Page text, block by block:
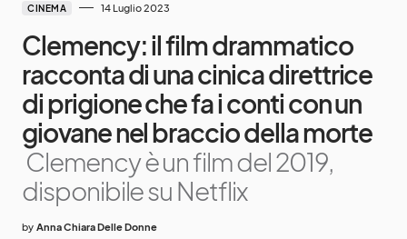
CINEMA 14 Luglio 2023
Clemency: il film drammatico
racconta di una cinica direttrice
di prigione che fa i conti con un
giovane nel braccio della morte
Clemency è un film del 2019,
disponibile su Netflix
by Anna Chiara Delle Donne